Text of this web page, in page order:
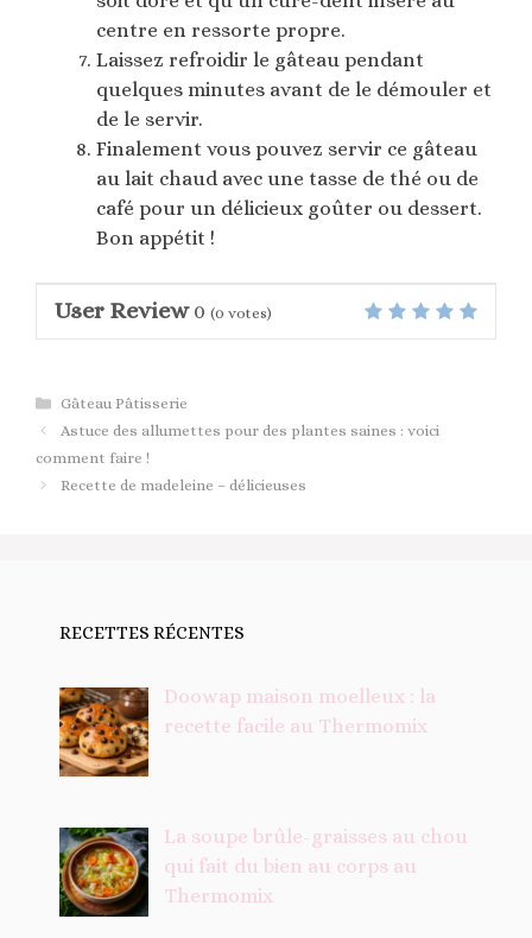
centre en ressorte propre.
Laissez refroidir le gâteau pendant
quelques minutes avant de le démouler et
de le servir.
Finalement vous pouvez servir ce gâteau
au lait chaud avec une tasse de thé ou de
café pour un délicieux goûter ou dessert.
Bon appétit !
User Review 0 (0 votes)
Catégories
Gâteau Pâtisserie
Astuce des allumettes pour des plantes saines : voici
comment faire !
Recette de madeleine – délicieuses
RECETTES RÉCENTES
Doowap maison moelleux : la
recette facile au Thermomix
La soupe brûle-graisses au chou
qui fait du bien au corps au
Thermomix